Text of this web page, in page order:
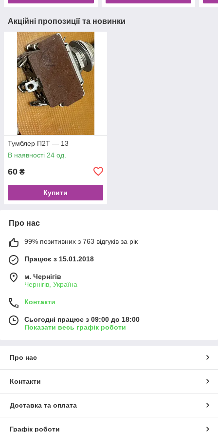
Акційні пропозиції та новинки
Тумблер П2Т — 13
В наявності 24 од.
60 ₴
Купити
Про нас
99% позитивних з 763 відгуків за рік
Працює з 15.01.2018
м. Чернігів
Чернігів, Україна
Контакти
Сьогодні працює з 09:00 до 18:00
Показати весь графік роботи
Про нас
Контакти
Доставка та оплата
Графік роботи